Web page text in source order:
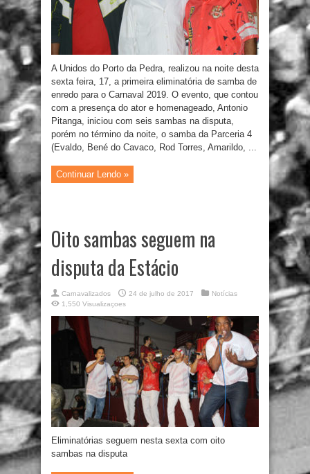
A Unidos do Porto da Pedra, realizou na noite desta
sexta feira, 17, a primeira eliminatória de samba de
enredo para o Carnaval 2019. O evento, que contou
com a presença do ator e homenageado, Antonio
Pitanga, iniciou com seis sambas na disputa,
porém no término da noite, o samba da Parceria 4
(Evaldo, Bené do Cavaco, Rod Torres, Amarildo, ...
Continuar Lendo »
Oito sambas seguem na
disputa da Estácio
Carnavalizados 24 de julho de 2017
Notícias
1,550 Visualizaçoes
Eliminatórias seguem nesta sexta com oito
sambas na disputa